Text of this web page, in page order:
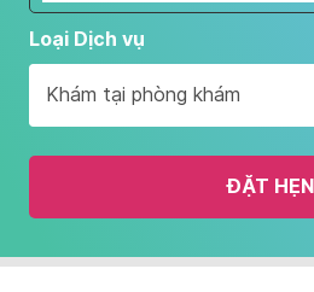
Navigate
forward
interact
with
the
and
Loại Dịch vụ
Khám tại phòng khám
ĐẶT HẸN